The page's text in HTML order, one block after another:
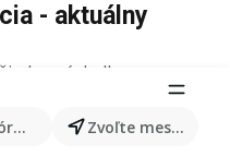
produkty... Zvoľte mesto
- aktuálny
výsledky.